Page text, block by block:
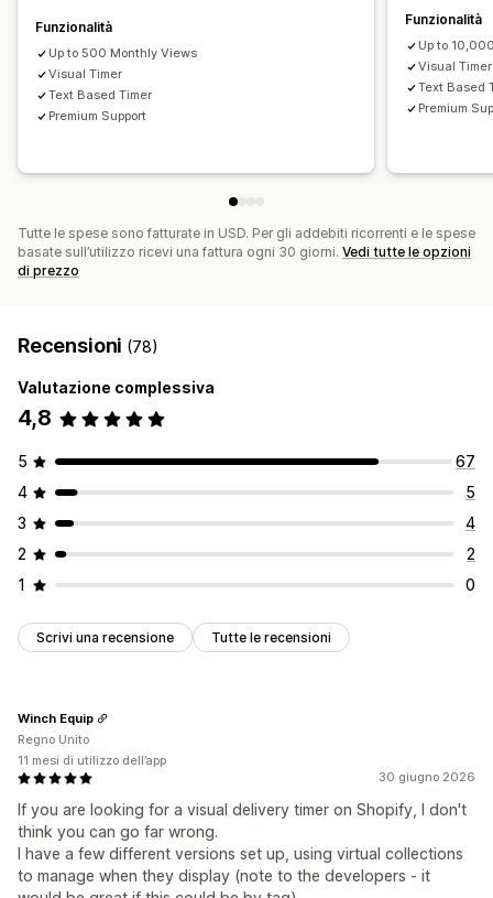
Evento speciale
Check-out
Limite spedizione
Funzionalità
Up to 500 Monthly Views
Visual Timer
Text Based Timer
Premium Support
Funzionalità
Up to
Visual Timer
Text Based
Premium
Tutte le spese sono fatturate in USD. Per gli addebiti ricorrenti e le spese
basate sull’utilizzo ricevi una fattura ogni 30 giorni. Vedi tutte le opzioni
di prezzo
Recensioni (78)
Valutazione complessiva
4,8
5
67
4
5
3
4
2
2
1
0
Scrivi una recensione Tutte le recensioni
30 giugno 2026
If you are looking for a visual delivery timer on Shopify, I don't
think you can go far wrong.
I have a few different versions set up, using virtual collections
to manage when they display (note to the developers - it
Winch Equip
Regno Unito
11 mesi di utilizzo dell’app